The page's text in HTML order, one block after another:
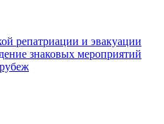
репатриации и эвакуации
знаковых мероприятий